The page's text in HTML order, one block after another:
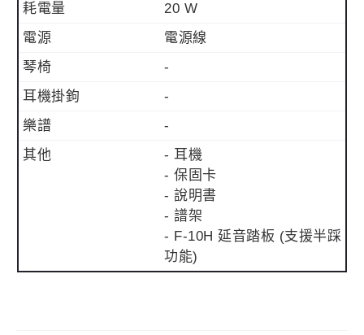
耗電量
20 W
電源
電源線
琴椅
-
耳機掛鉤
-
樂譜
-
其他
- 耳機
- 保固卡
- 說明書
- 譜架
- F-10H 延音踏板 (支援半踩
功能)